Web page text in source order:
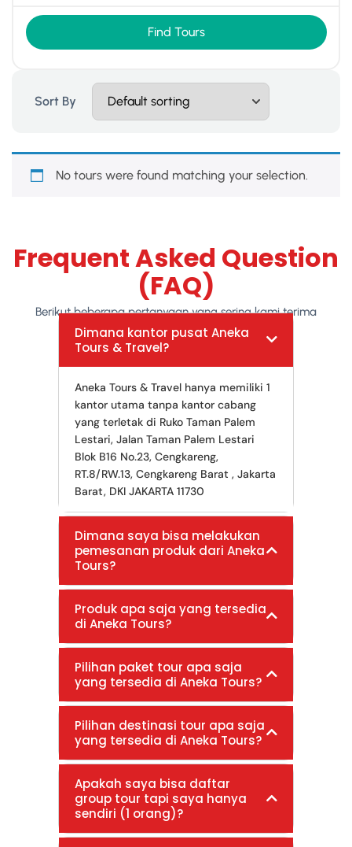
Find Tours
Sort By
No tours were found matching your selection.
Frequent Asked Question
(FAQ)
Berikut beberapa pertanyaan yang sering kami terima
Dimana kantor pusat Aneka
Tours & Travel?
Aneka Tours & Travel hanya memiliki 1
kantor utama tanpa kantor cabang
yang terletak di Ruko Taman Palem
Lestari, Jalan Taman Palem Lestari
Blok B16 No.23, Cengkareng,
RT.8/RW.13, Cengkareng Barat , Jakarta
Barat, DKI JAKARTA 11730
Dimana saya bisa melakukan
pemesanan produk dari Aneka
Tours?
Produk apa saja yang tersedia
di Aneka Tours?
Pilihan paket tour apa saja
yang tersedia di Aneka Tours?
Pilihan destinasi tour apa saja
yang tersedia di Aneka Tours?
Apakah saya bisa daftar
group tour tapi saya hanya
sendiri (1 orang)?